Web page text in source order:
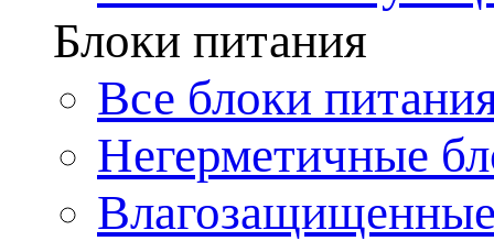
Блоки питания
Все блоки
Негерметичные